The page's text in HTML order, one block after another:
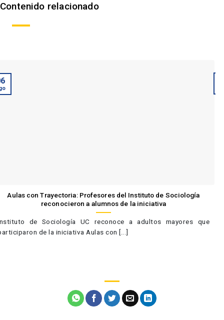
Contenido relacionado
Aulas con Trayectoria: Profesores del Instituto de Sociología
reconocieron a alumnos de la iniciativa
de Sociología UC reconoce a adultos mayores que
de la iniciativa Aulas con [...]